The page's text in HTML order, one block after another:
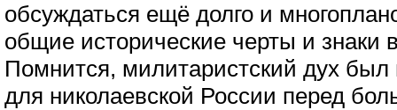
обсуждаться ещё долго и
общие исторические черты и знаки
Помнится, милитаристский дух был
для николаевской России перед